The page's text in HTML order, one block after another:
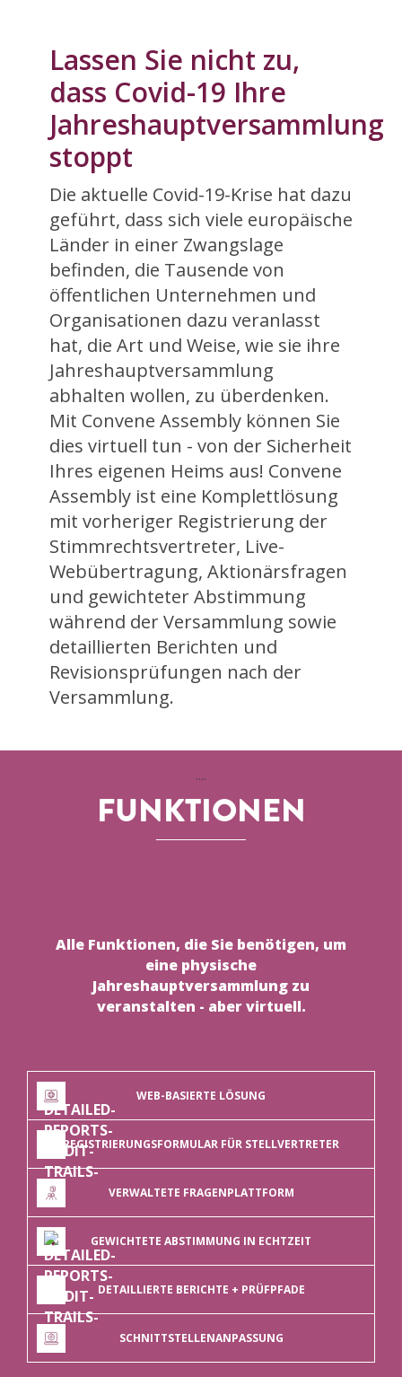
Lassen Sie nicht zu,
dass Covid-19 Ihre
Jahreshauptversammlung
stoppt
Die aktuelle Covid-19-Krise hat dazu
geführt, dass sich viele europäische
Länder in einer Zwangslage
befinden, die Tausende von
öffentlichen Unternehmen und
Organisationen dazu veranlasst
hat, die Art und Weise, wie sie ihre
Jahreshauptversammlung
abhalten wollen, zu überdenken.
Mit Convene Assembly können Sie
dies virtuell tun - von der Sicherheit
Ihres eigenen Heims aus! Convene
Assembly ist eine Komplettlösung
mit vorheriger Registrierung der
Stimmrechtsvertreter, Live-
Webübertragung, Aktionärsfragen
und gewichteter Abstimmung
während der Versammlung sowie
detaillierten Berichten und
Revisionsprüfungen nach der
Versammlung.
....
FUNKTIONEN
Alle Funktionen, die Sie benötigen, um
eine physische
Jahreshauptversammlung zu
veranstalten - aber virtuell.
WEB-BASIERTE LÖSUNG
REGISTRIERUNGSFORMULAR FÜR STELLVERTRETER
VERWALTETE FRAGENPLATTFORM
GEWICHTETE ABSTIMMUNG IN ECHTZEIT
DETAILLIERTE BERICHTE + PRÜFPFADE
SCHNITTSTELLENANPASSUNG